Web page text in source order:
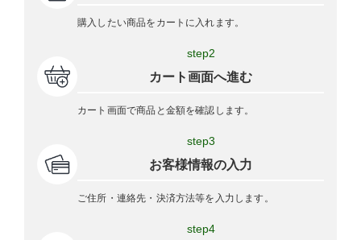
購入したい商品をカートに入れます。
step2
カート画面へ進む
カート画面で商品と金額を確認します。
step3
お客様情報の入力
ご住所・連絡先・決済方法等を入力します。
step4